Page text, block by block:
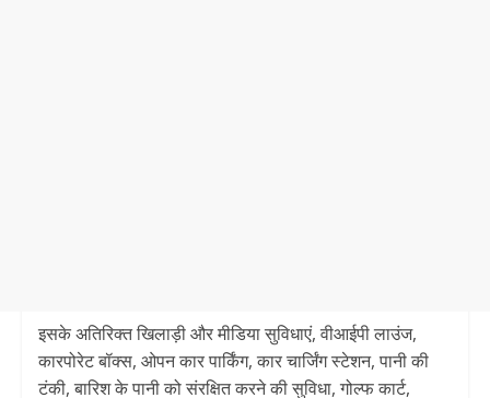
इसके अतिरिक्त खिलाड़ी और मीडिया सुविधाएं, वीआईपी लाउंज,
कारपोरेट बॉक्स, ओपन कार पार्किंग, कार चार्जिंग स्टेशन, पानी की
टंकी, बारिश के पानी को संरक्षित करने की सुविधा, गोल्फ कार्ट,